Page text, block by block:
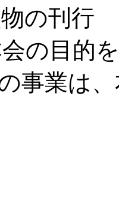
の刊行
の目的
事業は